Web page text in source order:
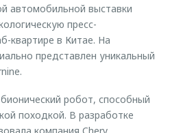
автомобильной выставки
пресс-
квартире в Китае. На
представлен уникальный
робот, способный
походкой. В разработке